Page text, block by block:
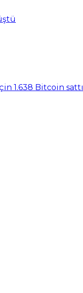
1.638 Bitcoin sattı